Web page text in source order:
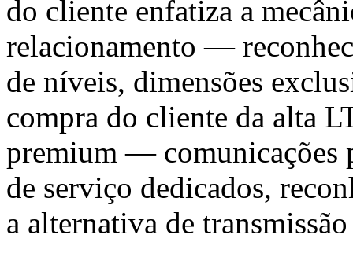
do cliente enfatiza a
relacionamento —
de níveis, dimensões
compra do cliente da alta
premium — comunicações
de serviço dedicados,
a alternativa de